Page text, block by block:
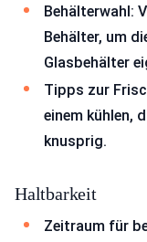
Behälterwahl:
Behälter, um
Glasbehälter
Tipps zur
einem kühlen,
knusprig.
Haltbarkeit
Zeitraum für